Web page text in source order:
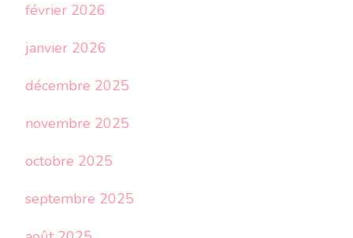
février 2026
janvier 2026
décembre 2025
novembre 2025
octobre 2025
septembre 2025